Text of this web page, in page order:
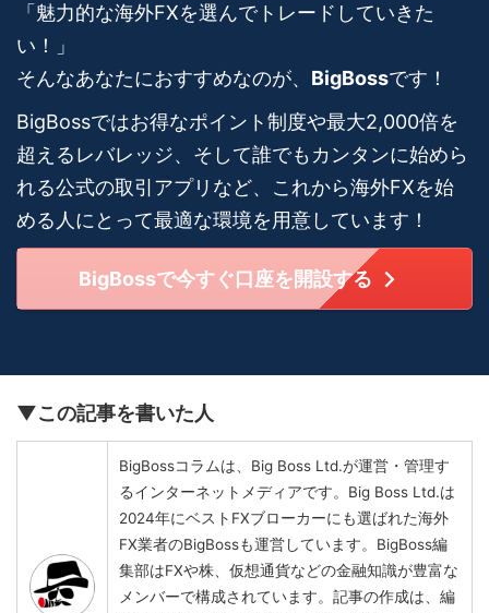
「魅力的な海外FXを選んでトレードしていきた
い！」
そんなあなたにおすすめなのが、 BigBossです！
BigBossではお得なポイント制度や最大2,000倍を
超えるレバレッジ、そして誰でもカンタンに始めら
れる公式の取引アプリなど、これから海外FXを始
める人にとって最適な環境を用意しています！
BigBossで今すぐ口座を開設する
▼この記事を書いた人
BigBossコラムは、Big Boss Ltd.が運営・管理す
るインターネットメディアです。Big Boss Ltd.は
2024年にベストFXブローカーにも選ばれた海外
FX業者のBigBossも運営しています。BigBoss編
集部はFXや株、仮想通貨などの金融知識が豊富な
メンバーで構成されています。記事の作成は、編